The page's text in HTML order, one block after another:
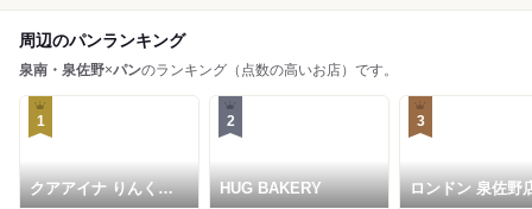
周辺のパンランキング
泉南・泉佐野×パンのランキング（点数の高いお店）です。
1
クアアイナ りんくう
2
HUG BAKERY
3
ロンドン 泉佐野